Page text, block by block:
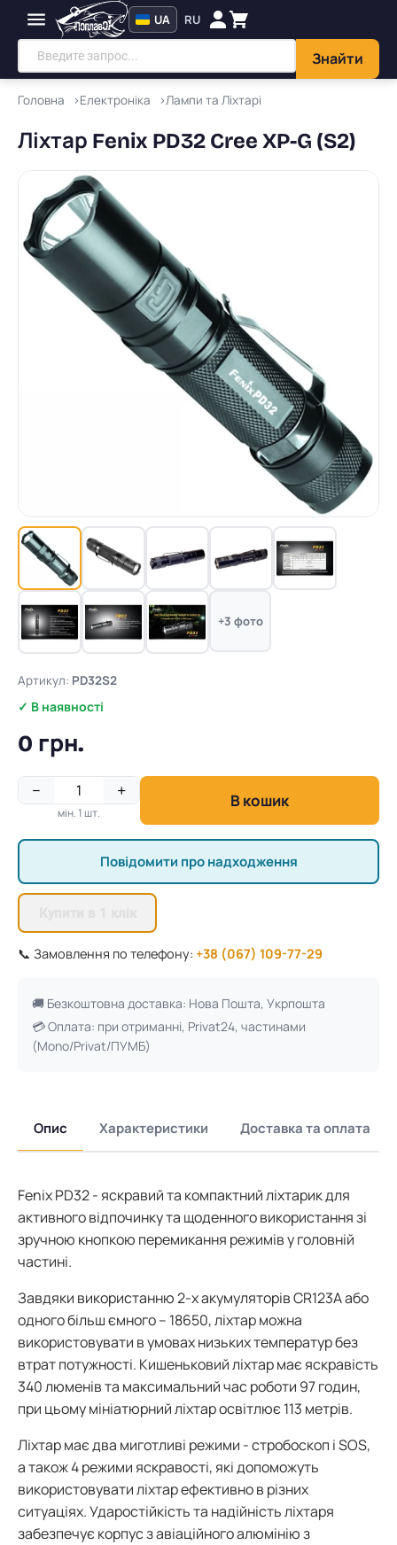
Знайти
UA RU
Головна Електроніка Лампи та Ліхтарі
Ліхтар Fenix PD32 Cree XP-G (S2)
+3 фото
Артикул: PD32S2
✓ В наявності
0 грн.
− +
мін. 1 шт.
В кошик
Повідомити про надходження
📞 Замовлення по телефону: +38 (067) 109-77-29
🚚 Безкоштовна доставка: Нова Пошта, Укрпошта
💳 Оплата: при отриманні, Privat24, частинами
(Mono/Privat/ПУМБ)
Опис Характеристики Доставка та оплата
Fenix PD32 - яскравий та компактний ліхтарик для
активного відпочинку та щоденного використання зі
зручною кнопкою перемикання режимів у головній
частині.
Завдяки використанню 2-х акумуляторів CR123A або
одного більш ємного – 18650, ліхтар можна
використовувати в умовах низьких температур без
втрат потужності. Кишеньковий ліхтар має яскравість
340 люменів та максимальний час роботи 97 годин,
при цьому мініатюрний ліхтар освітлює 113 метрів.
Ліхтар має два миготливі режими - стробоскоп і SOS,
а також 4 режими яскравості, які допоможуть
використовувати ліхтар ефективно в різних
ситуаціях. Ударостійкість та надійність ліхтаря
забезпечує корпус з авіаційного алюмінію з